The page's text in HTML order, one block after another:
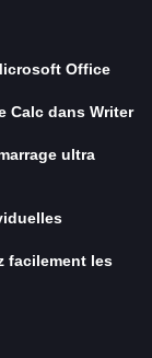
Office
Calc dans Writer
ultra
facilement les